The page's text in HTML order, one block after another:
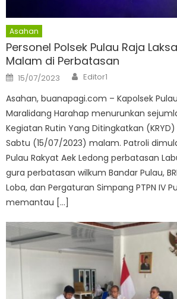
Asahan
Personel Polsek Pulau Raja
Malam di Perbatasan
Posted
on
15/07/2023 Author
Editor1
Asahan, buanapagi.com – Kapolsek Pulau
Maralidang Harahap menurunkan
Kegiatan Rutin Yang Ditingkatkan
Sabtu (15/07/2023) malam. Patroli
Pulau Rakyat Aek Ledong perbatasan
gura perbatasan wilkum Bandar Pulau,
Loba, dan Pergaturan Simpang PTPN IV
memantau […]